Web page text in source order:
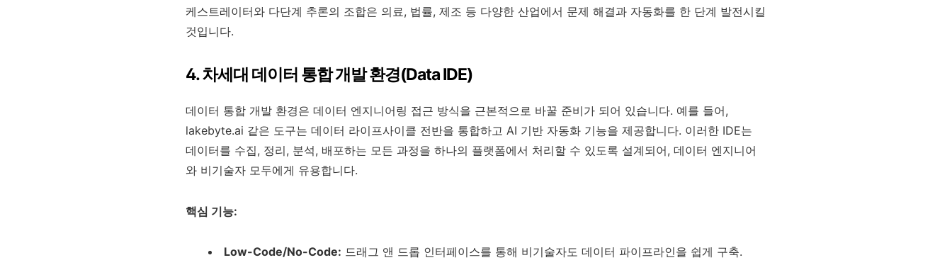
케스트레이터와 다단계 추론의 조합은 의료, 법률, 제조 등 다양한 산업에서 문제 해결과 자동화를 한 단계 발전시킬
것입니다.
4. 차세대 데이터 통합 개발 환경(Data IDE)
데이터 통합 개발 환경은 데이터 엔지니어링 접근 방식을 근본적으로 바꿀 준비가 되어 있습니다. 예를 들어,
lakebyte.ai 같은 도구는 데이터 라이프사이클 전반을 통합하고 AI 기반 자동화 기능을 제공합니다. 이러한 IDE는
데이터를 수집, 정리, 분석, 배포하는 모든 과정을 하나의 플랫폼에서 처리할 수 있도록 설계되어, 데이터 엔지니어
와 비기술자 모두에게 유용합니다.
핵심 기능:
Low-Code/No-Code: 드래그 앤 드롭 인터페이스를 통해 비기술자도 데이터 파이프라인을 쉽게 구축.